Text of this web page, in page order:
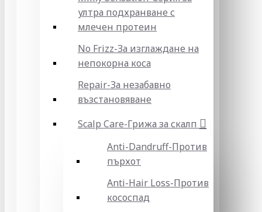
ултра подхранване с
млечен протеин
No Frizz-За изглаждане на
непокорна коса
Repair-За незабавно
възстановяване
Scalp Care-Грижа за скалп
Anti-Dandruff-Против
пърхот
Anti-Hair Loss-Против
кососпад